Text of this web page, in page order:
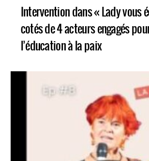
Intervention dans « Lady vous
cotés de 4 acteurs engagés
l’éducation à la paix